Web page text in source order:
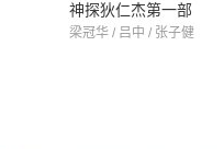
神探狄仁杰第一部
梁冠华 / 吕中 / 张子健